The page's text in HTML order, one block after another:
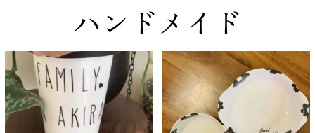
ハンドメイド